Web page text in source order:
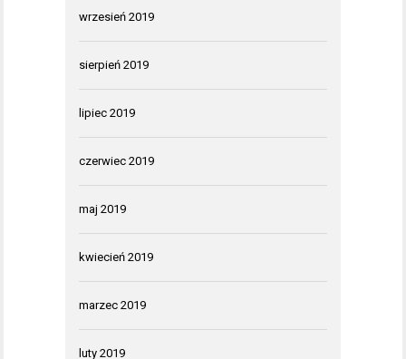
wrzesień 2019
sierpień 2019
lipiec 2019
czerwiec 2019
maj 2019
kwiecień 2019
marzec 2019
luty 2019